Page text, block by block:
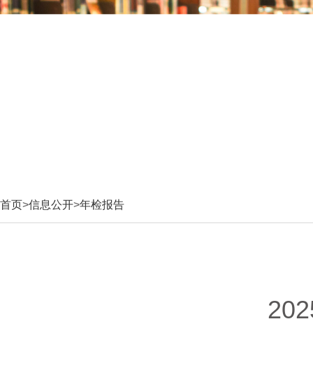
首页>信息公开>年检报告